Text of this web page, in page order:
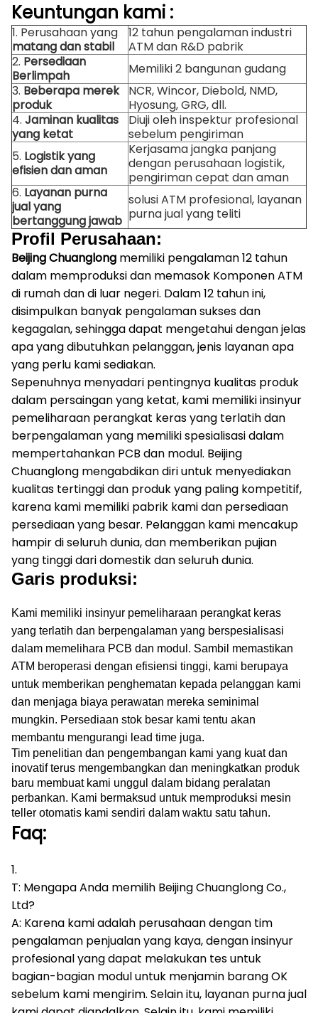
Keuntungan kami :
1. Perusahaan yang
matang dan stabil
12 tahun pengalaman industri
ATM dan R&D pabrik
2. Persediaan
Berlimpah
Memiliki 2 bangunan gudang
3. Beberapa merek
produk
NCR, Wincor, Diebold, NMD,
Hyosung, GRG, dll.
4. Jaminan kualitas
yang ketat
Diuji oleh inspektur profesional
sebelum pengiriman
5. Logistik yang
efisien dan aman
Kerjasama jangka panjang
dengan perusahaan logistik,
pengiriman cepat dan aman
6. Layanan purna
jual yang
bertanggung jawab
solusi ATM profesional, layanan
purna jual yang teliti
Profil Perusahaan:
Beijing Chuanglong memiliki pengalaman 12 tahun
dalam memproduksi dan memasok Komponen ATM
di rumah dan di luar negeri. Dalam 12 tahun ini,
disimpulkan banyak pengalaman sukses dan
kegagalan, sehingga dapat mengetahui dengan jelas
apa yang dibutuhkan pelanggan, jenis layanan apa
yang perlu kami sediakan.
Sepenuhnya menyadari pentingnya kualitas produk
dalam persaingan yang ketat, kami memiliki insinyur
pemeliharaan perangkat keras yang terlatih dan
berpengalaman yang memiliki spesialisasi dalam
mempertahankan PCB dan modul. Beijing
Chuanglong mengabdikan diri untuk menyediakan
kualitas tertinggi dan produk yang paling kompetitif,
karena kami memiliki pabrik kami dan persediaan
persediaan yang besar. Pelanggan kami mencakup
hampir di seluruh dunia, dan memberikan pujian
yang tinggi dari domestik dan seluruh dunia.
Garis produksi:
Kami memiliki insinyur pemeliharaan perangkat keras
yang terlatih dan berpengalaman yang berspesialisasi
dalam memelihara PCB dan modul. Sambil memastikan
ATM beroperasi dengan efisiensi tinggi, kami berupaya
untuk memberikan penghematan kepada pelanggan kami
dan menjaga biaya perawatan mereka seminimal
mungkin. Persediaan stok besar kami tentu akan
membantu mengurangi lead time juga.
Tim penelitian dan pengembangan kami yang kuat dan
inovatif terus mengembangkan dan meningkatkan produk
baru membuat kami unggul dalam bidang peralatan
perbankan. Kami bermaksud untuk memproduksi mesin
teller otomatis kami sendiri dalam waktu satu tahun.
Faq:
1.
T: Mengapa Anda memilih Beijing Chuanglong Co.,
Ltd?
A: Karena kami adalah perusahaan dengan tim
pengalaman penjualan yang kaya, dengan insinyur
profesional yang dapat melakukan tes untuk
bagian-bagian modul untuk menjamin barang OK
sebelum kami mengirim. Selain itu, layanan purna jual